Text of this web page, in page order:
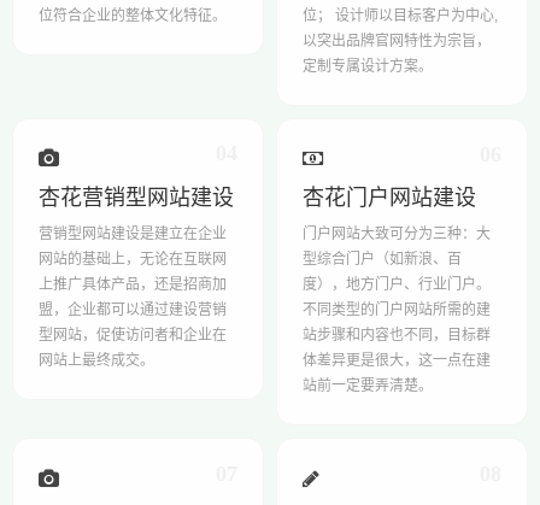
位符合企业的整体文化特征。
位； 设计师以目标客户为中心,
以突出品牌官网特性为宗旨，
定制专属设计方案。
杏花营销型网站建设
营销型网站建设是建立在企业
网站的基础上，无论在互联网
上推广具体产品，还是招商加
盟，企业都可以通过建设营销
型网站，促使访问者和企业在
网站上最终成交。
杏花门户网站建设
门户网站大致可分为三种：大
型综合门户（如新浪、百
度），地方门户、行业门户。
不同类型的门户网站所需的建
站步骤和内容也不同，目标群
体差异更是很大，这一点在建
站前一定要弄清楚。